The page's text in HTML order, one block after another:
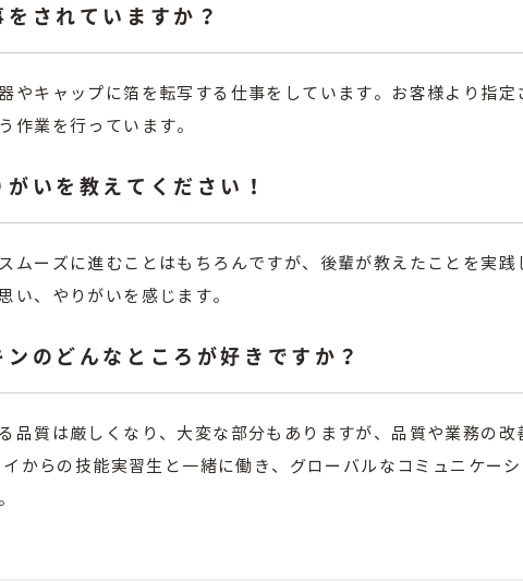
されていますか？
やキャップに箔を転写する仕事をしています。お客様より指
作業を行っています。
いを教えてください！
ムーズに進むことはもちろんですが、後輩が教えたことを実
い、やりがいを感じます。
ンのどんなところが好きですか？
品質は厳しくなり、大変な部分もありますが、品質や業務の改
からの技能実習生と一緒に働き、グローバルなコミュニケー